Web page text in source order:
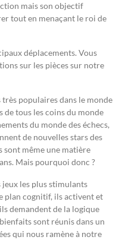
mais son objectif
tout en menaçant le roi de
déplacements. Vous
sur les pièces sur notre
populaires dans le monde
de tous les coins du monde
du monde des échecs,
de nouvelles stars des
sont même une matière
Mais pourquoi donc ?
jeux les plus stimulants
plan cognitif, ils activent et
demandent de la logique
sont réunis dans un
qui nous ramène à notre